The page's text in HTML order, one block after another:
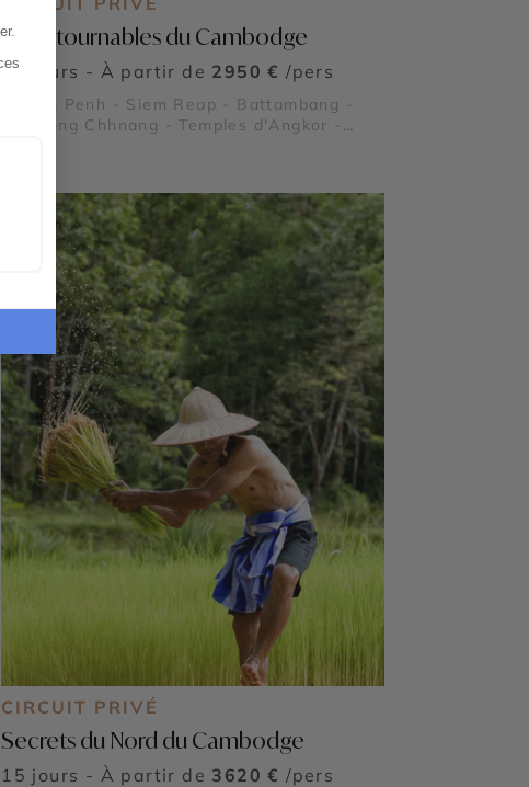
Incontournables du Cambodge
11 jours - À partir de 2950 € /pers
Phnom Penh - Siem Reap - Battambang -
Kampong Chhnang - Temples d'Angkor -
CIRCUIT PRIVÉ
Secrets du Nord du Cambodge
15 jours - À partir de 3620 € /pers